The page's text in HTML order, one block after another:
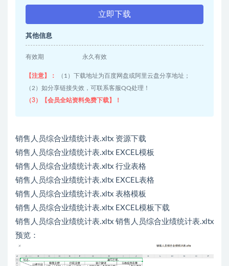
立即下载
其他信息
有效期 永久有效
【注意】：
（1）下载地址为百度网盘或阿里云盘分享地址；
（2）如分享链接失效，可联系客服QQ处理！
（3）【会员全站资料免费下载】！
销售人员综合业绩统计表.xltx 资源下载
销售人员综合业绩统计表.xltx EXCEL模板
销售人员综合业绩统计表.xltx 行业表格
销售人员综合业绩统计表.xltx EXCEL表格
销售人员综合业绩统计表.xltx 表格模板
销售人员综合业绩统计表.xltx EXCEL模板下载
销售人员综合业绩统计表.xltx 销售人员综合业绩统计表.xltx
预览：